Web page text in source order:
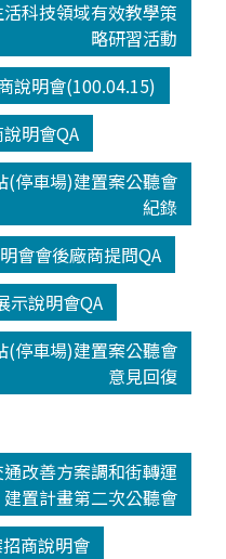
科技領域有效教學策
略研習活動
說明會(100.04.15)
明會QA
(停車場)建置案公聽會
紀錄
會會後廠商提問QA
示說明會QA
(停車場)建置案公聽會
意見回復
改善方案調和街轉運
置計畫第二次公聽會
商說明會